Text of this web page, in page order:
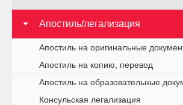
Апостиль/легализация
Апостиль на оригинальные
Апостиль на копию, перевод
Апостиль на образовательные
Консульская легализация